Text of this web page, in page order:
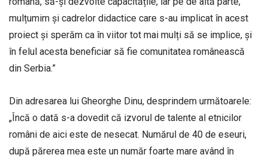
mulțumim și cadrelor didactice care s-au implicat în acest
proiect și sperăm ca în viitor tot mai mulți să se implice, și
în felul acesta beneficiar să fie comunitatea românească
din Serbia.”
Din adresarea lui Gheorghe Dinu, desprindem următoarele:
„Încă o dată s-a dovedit că izvorul de talente al etnicilor
români de aici este de nesecat. Numărul de 40 de eseuri,
după părerea mea este un număr foarte mare având în